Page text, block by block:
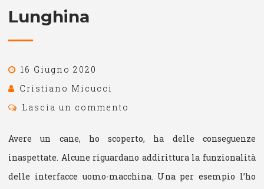
Lunghina
16 Giugno 2020
Cristiano Micucci
Lascia un commento
Avere un cane, ho scoperto, ha delle conseguenze
inaspettate. Alcune riguardano addirittura la funzionalità
delle interfacce uomo-macchina. Una per esempio l’ho